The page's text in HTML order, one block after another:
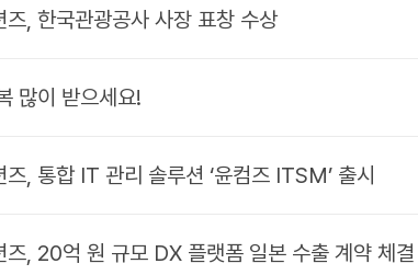
즈, 한국관광공사 사장 표창 수상
많이 받으세요!
즈, 통합 IT 관리 솔루션 ‘윤컴즈 ITSM’ 출시
즈, 20억 원 규모 DX 플랫폼 일본 수출 계약 체결